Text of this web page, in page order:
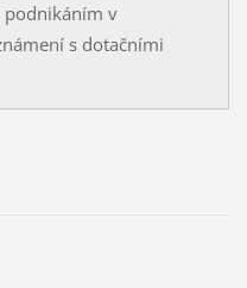
podnikáním v
s dotačními